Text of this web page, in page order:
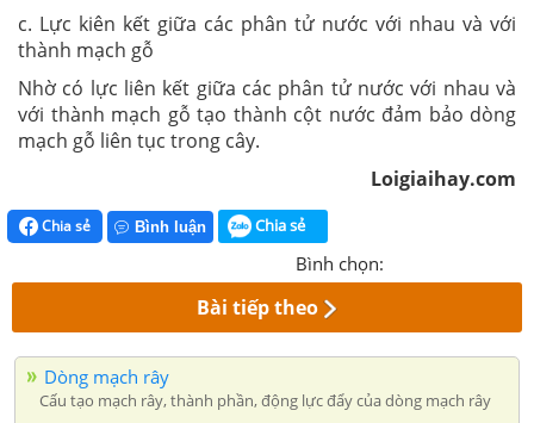
c. Lực kiên kết giữa các phân tử nước với nhau và với
thành mạch gỗ
Nhờ có lực liên kết giữa các phân tử nước với nhau và
với thành mạch gỗ tạo thành cột nước đảm bảo dòng
mạch gỗ liên tục trong cây.
Loigiaihay.com
Chia sẻ Bình luận Chia sẻ
Bình chọn:
Bài tiếp theo
Dòng mạch rây
Cấu tạo mạch rây, thành phần, động lực đẩy của dòng mạch rây